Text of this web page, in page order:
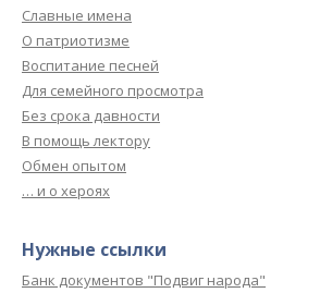
Славные имена
О патриотизме
Воспитание песней
Для семейного просмотра
Без срока давности
В помощь лектору
Обмен опытом
… и о хероях
Нужные ссылки
Банк документов "Подвиг народа"